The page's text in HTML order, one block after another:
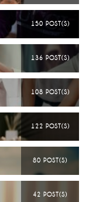
150 POST(S)
136 POST(S)
108 POST(S)
122 POST(S)
80 POST(S)
42 POST(S)